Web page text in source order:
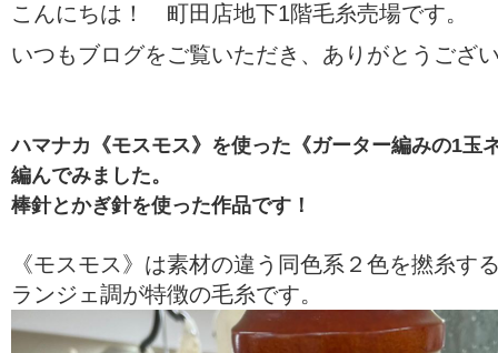
こんにちは！ 町田店地下1階毛糸売場です。
いつもブログをご覧いただき、ありがとうござ
ハマナカ《モスモス》を使った《ガーター編みの1玉
編んでみました。
棒針とかぎ針を使った作品です！
《モスモス》は素材の違う同色系２色を撚糸す
ランジェ調が特徴の毛糸です。